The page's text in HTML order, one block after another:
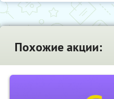
Похожие акции: